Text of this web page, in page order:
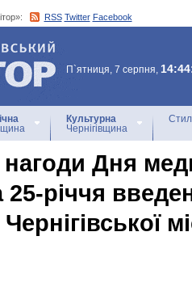
RSS Twitter Facebook
П`ятниця, 7 серпня,
Культурна
Чернігівщина
нагоди Дня
25-річчя